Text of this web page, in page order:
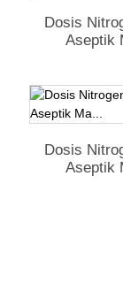
Dosis
Aseptik
Dosis
Aseptik